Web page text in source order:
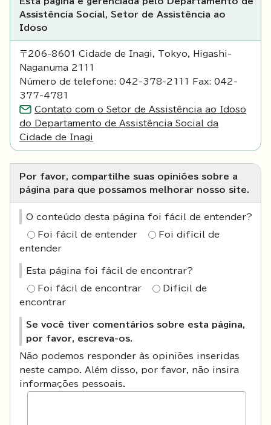
Assistência Social, Setor de Assistência ao
Idoso
〒206-8601 Cidade de Inagi, Tokyo, Higashi-
Naganuma 2111
Número de telefone: 042-378-2111 Fax: 042-
377-4781
Contato com o Setor de Assistência ao Idoso
do Departamento de Assistência Social da
Cidade de Inagi
Por favor, compartilhe suas opiniões sobre a
página para que possamos melhorar nosso site.
O conteúdo desta página foi fácil de entender?
Foi fácil de entender
Foi difícil de
entender
Esta página foi fácil de encontrar?
Foi fácil de encontrar
Difícil de
encontrar
Se você tiver comentários sobre esta página,
por favor, escreva-os.
Não podemos responder às opiniões inseridas
neste campo. Além disso, por favor, não insira
informações pessoais.